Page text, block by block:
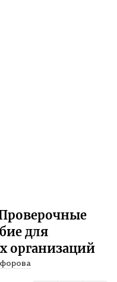
для
организаций